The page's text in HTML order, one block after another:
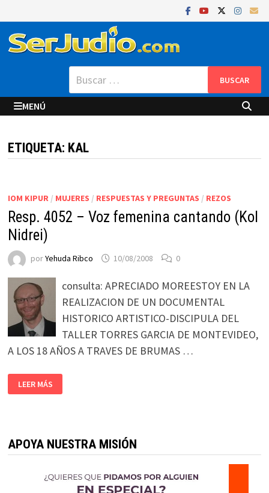
al
contenido
Buscar:
MENÚ
ETIQUETA: KAL
IOM KIPUR/ MUJERES / RESPUESTAS Y PREGUNTAS / REZOS
Resp. 4052 – Voz femenina cantando (Kol
Nidrei)
porYehuda Ribco 10/08/2008 0
consulta: APRECIADO MOREESTOY EN LA
REALIZACION DE UN DOCUMENTAL
HISTORICO ARTISTICO-DISCIPULA DEL
TALLER TORRES GARCIA DE MONTEVIDEO,
A LOS 18 AÑOS A TRAVES DE BRUMAS …
LEER MÁS
APOYA NUESTRA MISIÓN